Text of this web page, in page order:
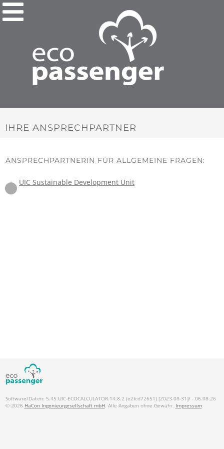
IHRE ANSPRECHPARTNER
ANSPRECHPARTNERIN FÜR ALLGEMEINE FRAGEN:
UIC Sustainable Development Unit
Software/Daten: 5.45.UIC-ECOCALCULATOR.14.8.2 (e2fcd72651) [2023-08-31]/ - 06.08.26
© 2026 HaCon Ingenieurgesellschaft mbH. Alle Angaben ohne Gewähr. Impressum